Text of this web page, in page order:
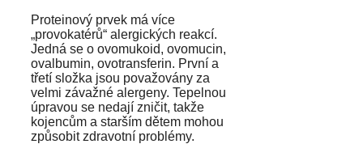
Proteinový prvek má více
„provokatérů“ alergických reakcí.
Jedná se o ovomukoid, ovomucin,
ovalbumin, ovotransferin. První a
třetí složka jsou považovány za
velmi závažné alergeny. Tepelnou
úpravou se nedají zničit, takže
kojencům a starším dětem mohou
způsobit zdravotní problémy.